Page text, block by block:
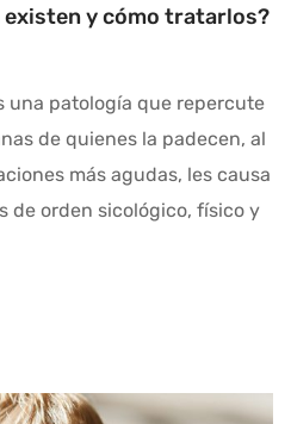
existen y cómo tratarlos?
una patología que repercute
de quienes la padecen, al
más agudas, les causa
de orden sicológico, físico y